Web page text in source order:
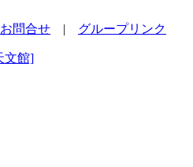
お問合せ | グループリンク